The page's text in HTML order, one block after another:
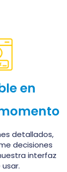
en
detallados,
decisiones
interfaz